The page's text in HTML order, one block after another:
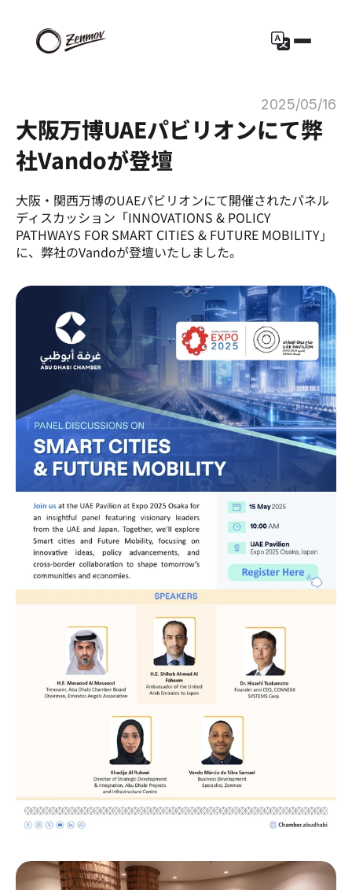
2025/05/16
大阪万博UAEパビリオンにて弊
社Vandoが登壇
大阪・関西万博のUAEパビリオンにて開催されたパネル
ディスカッション「INNOVATIONS & POLICY
PATHWAYS FOR SMART CITIES & FUTURE MOBILITY」
に、弊社のVandoが登壇いたしました。